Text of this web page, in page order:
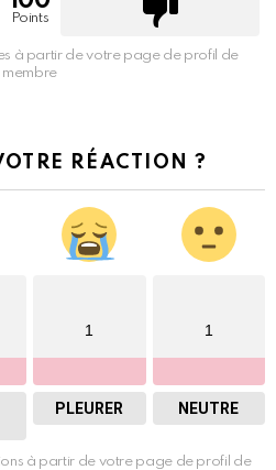
Points
à partir de votre page de profil de
membre
RÉACTION ?
1
PLEURER
1
NEUTRE
à partir de votre page de profil de